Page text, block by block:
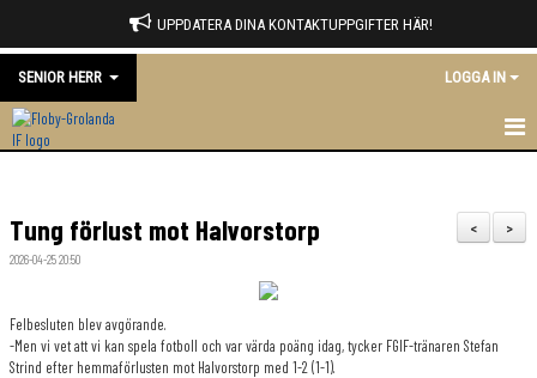
UPPDATERA DINA KONTAKTUPPGIFTER HÄR!
SENIOR HERR LOGGA IN
NYHETER
MATCHER
>
<
Tung förlust mot Halvorstorp
2026-04-25 20:50
Felbesluten blev avgörande.
-Men vi vet att vi kan spela fotboll och var värda poäng idag, tycker FGIF-tränaren Stefan
Strind efter hemmaförlusten mot Halvorstorp med 1-2 (1-1).